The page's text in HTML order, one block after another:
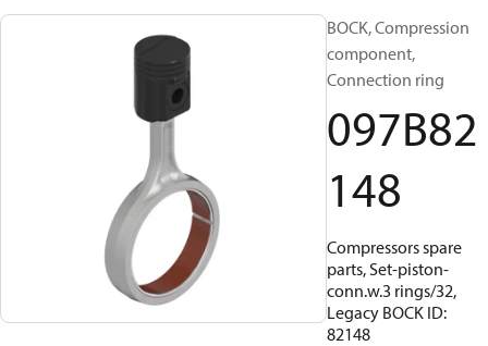
BOCK, Compression
component,
Connection ring
097B82
148
Compressors spare
parts, Set-piston-
conn.w.3 rings/32,
Legacy BOCK ID:
82148